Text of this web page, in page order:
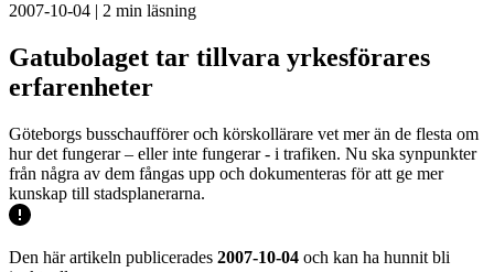
2007-10-04 | 2 min läsning
Gatubolaget tar tillvara yrkesförares
erfarenheter
Göteborgs busschaufförer och körskollärare vet mer än de flesta om
hur det fungerar – eller inte fungerar - i trafiken. Nu ska synpunkter
från några av dem fångas upp och dokumenteras för att ge mer
kunskap till stadsplanerarna.
Den här artikeln publicerades 2007-10-04 och kan ha hunnit bli